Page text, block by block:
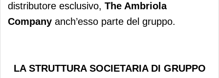
distributore esclusivo, The Ambriola
Company anch’esso parte del gruppo.
LA STRUTTURA SOCIETARIA DI GRUPPO